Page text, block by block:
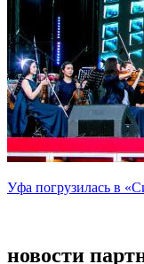
Уфа погрузилась в
новости